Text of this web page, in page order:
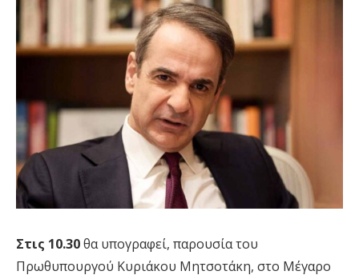
Στις 10.30θα υπογραφεί, παρουσία του
Πρωθυπουργού Κυριάκου Μητσοτάκη, στο Μέγαρο